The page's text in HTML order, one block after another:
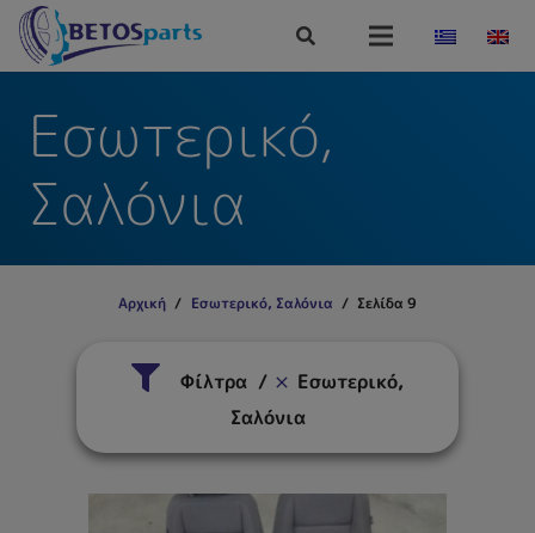
Εσωτερικό,
Σαλόνια
Αρχική / Εσωτερικό, Σαλόνια / Σελίδα 9
Φίλτρα
Εσωτερικό,
Σαλόνια